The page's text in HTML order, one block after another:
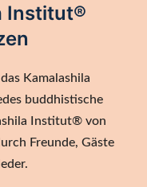
Institut®
Kamalashila
buddhistische
Institut® von
Freunde, Gäste